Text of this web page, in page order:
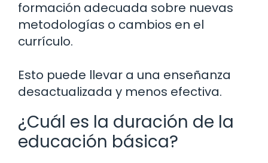
formación adecuada sobre nuevas
metodologías o cambios en el
currículo.
Esto puede llevar a una enseñanza
desactualizada y menos efectiva.
¿Cuál es la duración de la
educación básica?